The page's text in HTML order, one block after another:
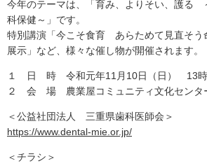
今年のテーマは、「育み、よりそい、護る
科保健～」です。
特別講演「今こそ食育 あらためて見直そう
展示」など、様々な催し物が開催されます。
１ 日 時 令和元年11月10日（日） 13時
２ 会 場 農業屋コミュニティ文化センタ
＜公益社団法人 三重県歯科医師会＞
https://www.dental-mie.or.jp/
＜チラシ＞